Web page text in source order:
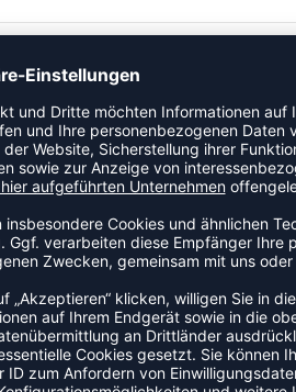
für jede Sport- und Freizeitaktivität
Membran: 5.000 mm Wassersäule, 3.000
Eingrifftaschen mit Reißverschluss
mit Reißverschluss Lüftungsöffnungen mit
mit Kordelzug
ZULETZT